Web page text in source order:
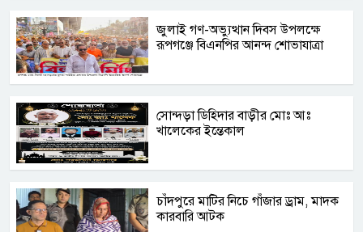
জুলাই গণ-অভ্যুত্থান দিবস উপলক্ষে
রূপগঞ্জে বিএনপির আনন্দ শোভাযাত্রা
সোন্দড়া ডিহিদার বাড়ীর মোঃ আঃ
খালেকের ইন্তেকাল
চাঁদপুরে মাটির নিচে গাঁজার ড্রাম, মাদক
কারবারি আটক